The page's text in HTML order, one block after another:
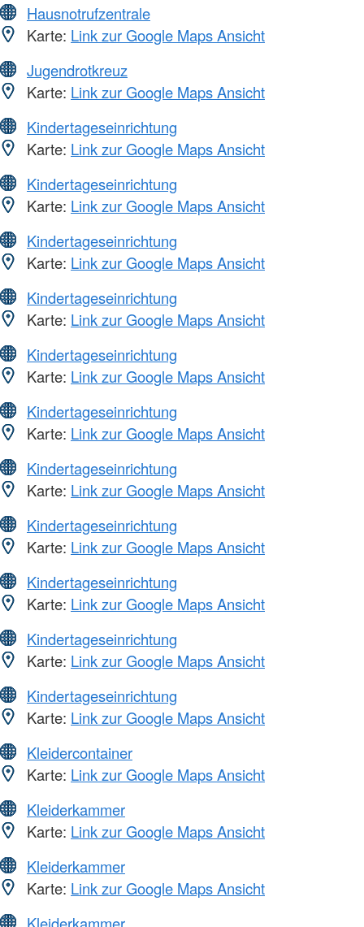
Hausnotrufzentrale
Karte: Link zur Google Maps Ansicht
Jugendrotkreuz
Karte: Link zur Google Maps Ansicht
Kindertageseinrichtung
Karte: Link zur Google Maps Ansicht
Kindertageseinrichtung
Karte: Link zur Google Maps Ansicht
Kindertageseinrichtung
Karte: Link zur Google Maps Ansicht
Kindertageseinrichtung
Karte: Link zur Google Maps Ansicht
Kindertageseinrichtung
Karte: Link zur Google Maps Ansicht
Kindertageseinrichtung
Karte: Link zur Google Maps Ansicht
Kindertageseinrichtung
Karte: Link zur Google Maps Ansicht
Kindertageseinrichtung
Karte: Link zur Google Maps Ansicht
Kindertageseinrichtung
Karte: Link zur Google Maps Ansicht
Kindertageseinrichtung
Karte: Link zur Google Maps Ansicht
Kindertageseinrichtung
Karte: Link zur Google Maps Ansicht
Kleidercontainer
Karte: Link zur Google Maps Ansicht
Kleiderkammer
Karte: Link zur Google Maps Ansicht
Kleiderkammer
Karte: Link zur Google Maps Ansicht
Kleiderkammer